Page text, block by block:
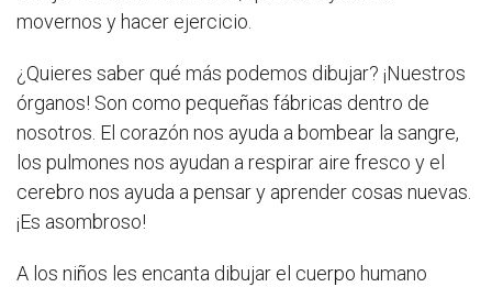
movernos y hacer ejercicio.
¿Quieres saber qué más podemos dibujar? ¡Nuestros
órganos! Son como pequeñas fábricas dentro de
nosotros. El corazón nos ayuda a bombear la sangre,
los pulmones nos ayudan a respirar aire fresco y el
cerebro nos ayuda a pensar y aprender cosas nuevas.
¡Es asombroso!
A los niños les encanta dibujar el cuerpo humano